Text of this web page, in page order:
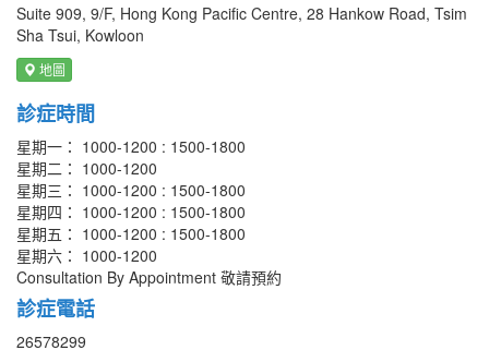
Suite 909, 9/F, Hong Kong Pacific Centre, 28 Hankow Road, Tsim
Sha Tsui, Kowloon
地圖
診症時間
星期一： 1000-1200 : 1500-1800
星期二： 1000-1200
星期三： 1000-1200 : 1500-1800
星期四： 1000-1200 : 1500-1800
星期五： 1000-1200 : 1500-1800
星期六： 1000-1200
Consultation By Appointment 敬請預約
診症電話
26578299